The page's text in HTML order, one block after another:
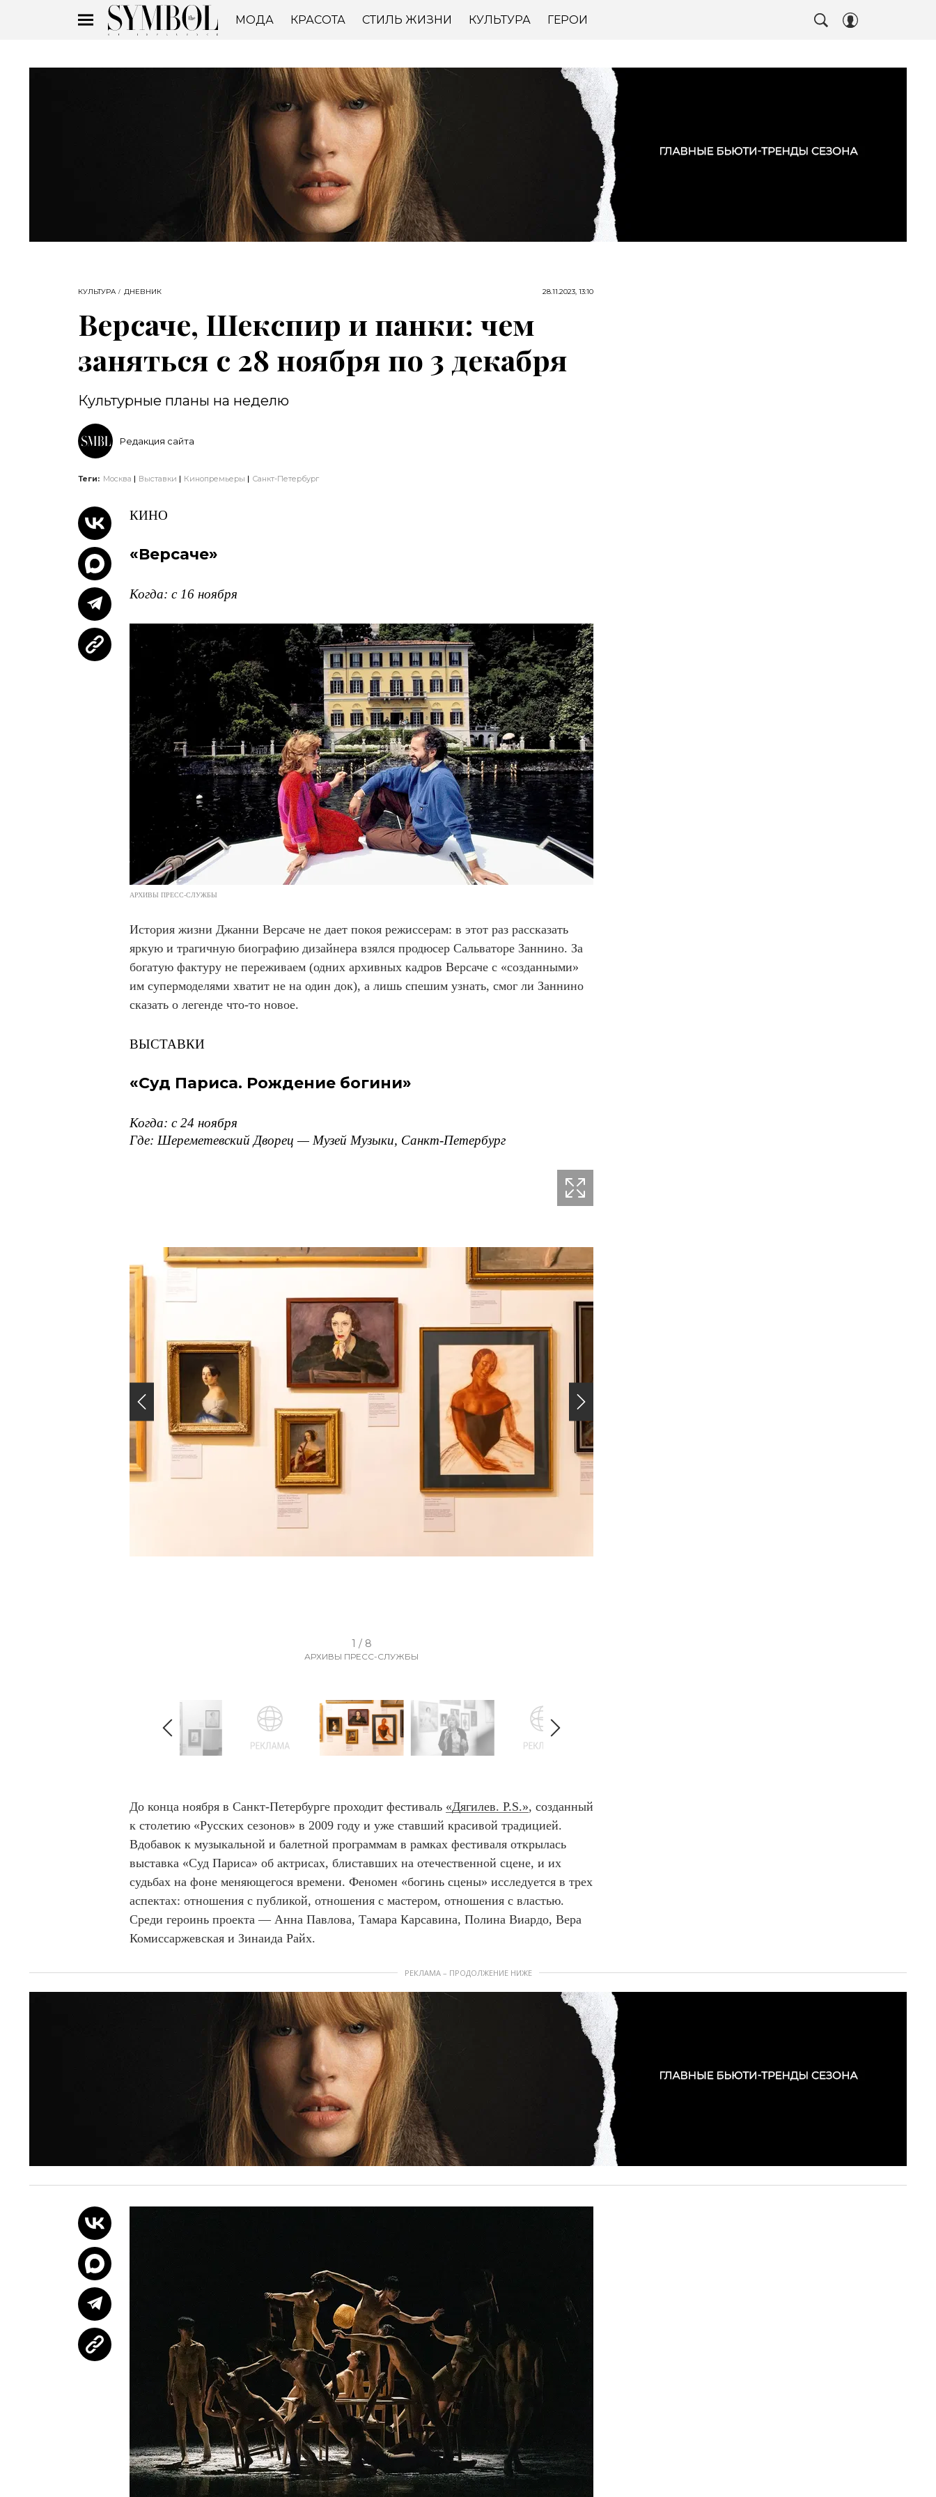
МОДА КРАСОТА СТИЛЬ ЖИЗНИ КУЛЬТУРА ГЕРОИ
КУЛЬТУРА ДНЕВНИК 28.11.2023, 13:10
Версаче, Шекспир и панки: чем
заняться с 28 ноября по 3 декабря
Культурные планы на неделю
Редакция сайта
Теги: Москва Выставки Кинопремьеры Санкт-Петербург
КИНО
«Версаче»
Когда: с 16 ноября
АРХИВЫ ПРЕСС-СЛУЖБЫ
История жизни Джанни Версаче не дает покоя режиссерам: в этот раз рассказать
яркую и трагичную биографию дизайнера взялся продюсер Сальваторе Заннино. За
богатую фактуру не переживаем (одних архивных кадров Версаче с «созданными»
им супермоделями хватит не на один док), а лишь спешим узнать, смог ли Заннино
сказать о легенде что-то новое.
ВЫСТАВКИ
«Суд Париса. Рождение богини»
Когда: с 24 ноября
Где: Шереметевский Дворец — Музей Музыки, Санкт-Петербург
1 / 8
АРХИВЫ ПРЕСС-СЛУЖБЫ
e
m
1
f
8
До конца ноября в Санкт-Петербурге проходит фестиваль «Дягилев. P.S.», созданный
к столетию «Русских сезонов» в 2009 году и уже ставший красивой традицией.
Вдобавок к музыкальной и балетной программам в рамках фестиваля открылась
выставка «Суд Париса» об актрисах, блиставших на отечественной сцене, и их
судьбах на фоне меняющегося времени. Феномен «богинь сцены» исследуется в трех
аспектах: отношения с публикой, отношения с мастером, отношения с властью.
Среди героинь проекта — Анна Павлова, Тамара Карсавина, Полина Виардо, Вера
Комиссаржевская и Зинаида Райх.
РЕКЛАМА – ПРОДОЛЖЕНИЕ НИЖЕ